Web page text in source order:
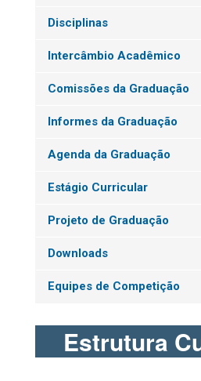
Disciplinas
Intercâmbio Acadêmico
Comissões da Graduação
Informes da Graduação
Agenda da Graduação
Estágio Curricular
Projeto de Graduação
Downloads
Equipes de Competição
Estrutura